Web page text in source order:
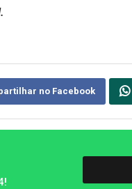
no Facebook